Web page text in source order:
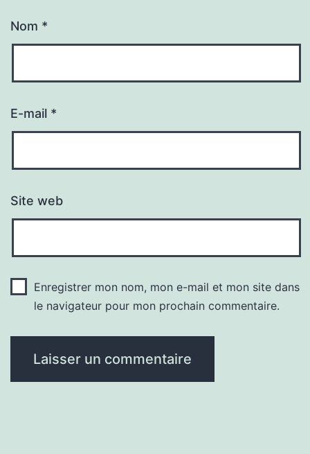
Nom *
E-mail *
Site web
Enregistrer mon nom, mon e-mail et mon site dans
le navigateur pour mon prochain commentaire.